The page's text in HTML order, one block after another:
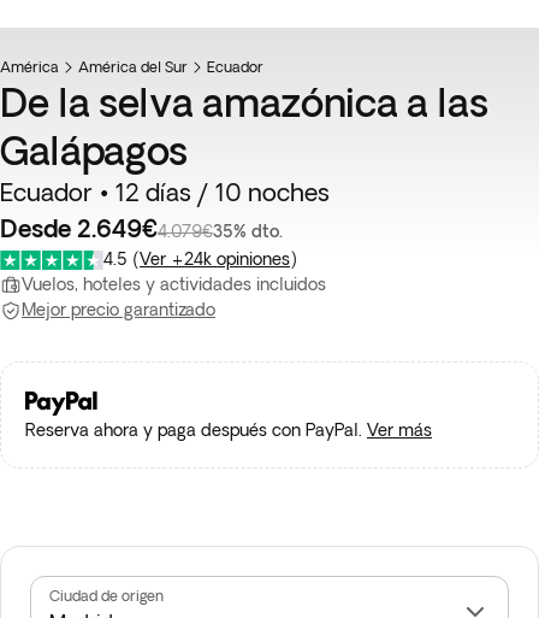
América América del Sur Ecuador
De la selva amazónica a las
Galápagos
Ecuador • 12 días / 10 noches
Desde 2.649€4.079€35% dto.
4.5 (Ver +24k opiniones)
Vuelos, hoteles y actividades incluidos
Mejor precio garantizado
Reserva ahora y paga después con PayPal. Ver más
Ciudad de origen